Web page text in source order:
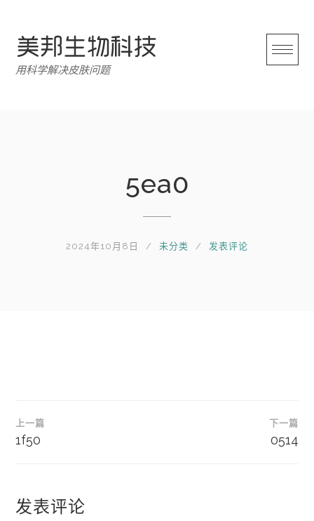
用科学解决皮肤问题
5ea0
2024年10月8日 未分类 发表评论
文
章
航
上一篇
1f50
下一篇
0514
发表评论